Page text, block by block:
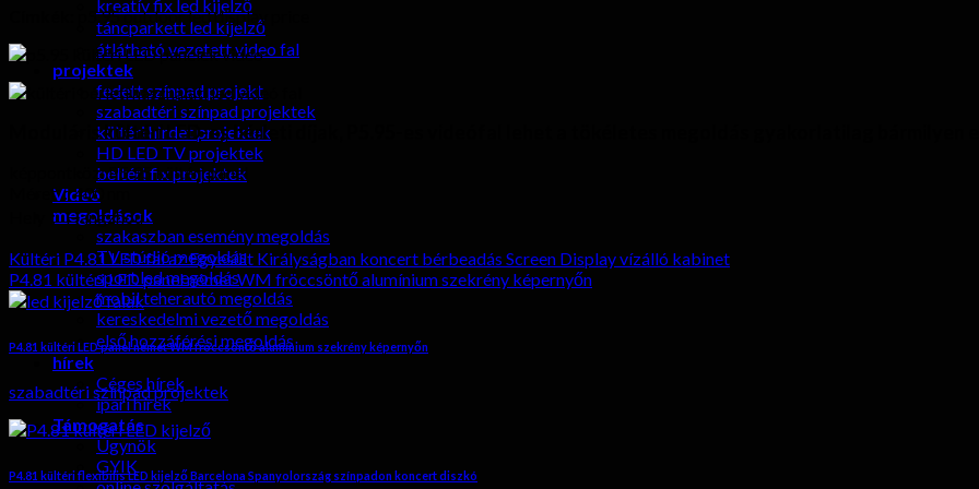
kreatív fix led kijelző
táncparkett led kijelző
átlátható vezetett video fal
projektek
fedett színpad projekt
szabadtéri színpad projektek
kültéri hirdet projektek
HD LED TV projektek
beltéri fix projektek
Videó
megoldások
szakaszban esemény megoldás
TV stúdió megoldás
sport led megoldás
mobil teherautó megoldás
kereskedelmi vezető megoldás
első hozzáférési megoldás
hírek
Céges hírek
ipari hírek
Támogatás
Ügynök
GYIK
p5.95 outdoor led display price
Moduláris kültéri LED-es bérleti díjak, P5.95-es videófal lehet a tökéletes megoldás gyakorlatilag bármilyen
képpontköz: P5.95 kültéri panel
Méret：400 nm
Hely： Hangzhou
Kültéri P4.81 LED fal az Egyesült Királyságban koncert bérbeadás Screen Display vízálló kabinet
P4.81 kültéri LED panel német WM fröccsöntő alumínium szekrény képernyőn
P4.81 kültéri LED panel német WM fröccsöntő alumínium szekrény képernyőn
szabadtéri színpad projektek
P4.81 kültéri flexibilis LED kijelző Barcelona Spanyolország színpadon koncert diszkó